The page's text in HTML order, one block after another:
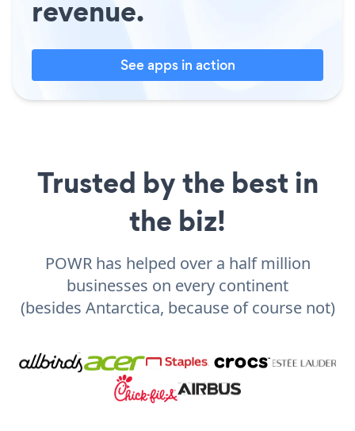
revenue.
See apps in action
Trusted by the best in
the biz!
POWR has helped over a half million
businesses on every continent
(besides Antarctica, because of course not)